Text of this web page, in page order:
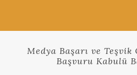
Medya Başarı ve
Başvuru Kabulü